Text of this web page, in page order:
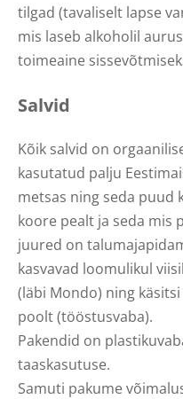
tilgad (tavaliselt lapse
mis laseb alkoholil
toimeaine
Salvid
Kõik salvid on
kasutatud palju
metsas ning seda puud
koore pealt ja seda mis
juured on
kasvavad loomulikul
(läbi Mondo) ning
poolt (tööstusvaba).
Pakendid on
taaskasutuse.
Samuti pakume